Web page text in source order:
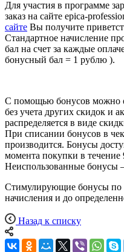
Для участия в программе
заказ на сайте epica-
сайте Вы получите
Стандартное начисление
бал на счет за каждые
бонусный бал = 1 рублю ).
С помощью бонусов можно
без учета других скидок и
распределяется в виде
При списании бонусов в
производится. Бонусы
момента покупки в
Неиспользованные бонусы
Стимулирующие бонусы по
начисления и до
Назад к списку